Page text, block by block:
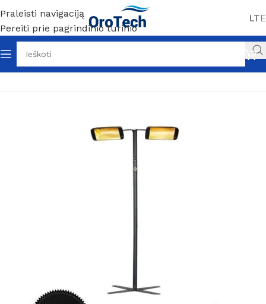
Praleisti navigaciją
Pereiti prie pagrindinio turinio
LT
Pradžia Be kategorijos